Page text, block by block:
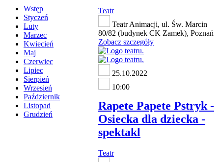
Wstęp
Styczeń
Luty
Marzec
Kwiecień
Maj
Czerwiec
Lipiec
Sierpień
Wrzesień
Październik
Listopad
Grudzień
Teatr
Teatr Animacji, ul. Św. Marcin
80/82 (budynek CK Zamek), Poznań
Zobacz szczegóły
25.10.2022
10:00
Rapete Papete Pstryk -
Osiecka dla dziecka -
spektakl
Teatr